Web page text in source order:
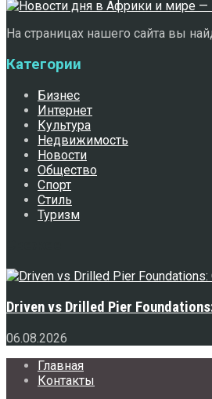
На страницах нашего сайта вы
Категории
Бизнес
Интернет
Культура
Недвижимость
Новости
Общество
Спорт
Стиль
Туризм
Driven vs Drilled Pier
06.08.2026
Главная
Контакты